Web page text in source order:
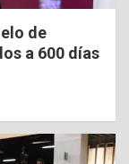
de
a 600 días